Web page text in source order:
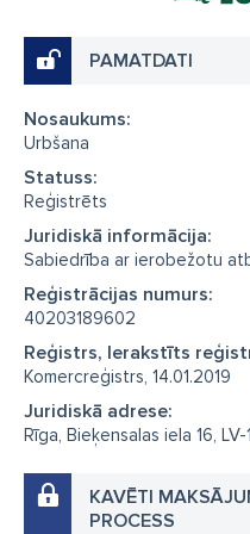
PAMATDATI
Nosaukums:
Urbšana
Statuss:
Reģistrēts
Juridiskā informācija:
Sabiedrība ar ierobežotu
Reģistrācijas numurs:
40203189602
Reģistrs, Ierakstīts
Komercreģistrs, 14.01.2019
Juridiskā adrese:
Rīga, Bieķensalas iela 16,
KAVĒTI
PROCESS